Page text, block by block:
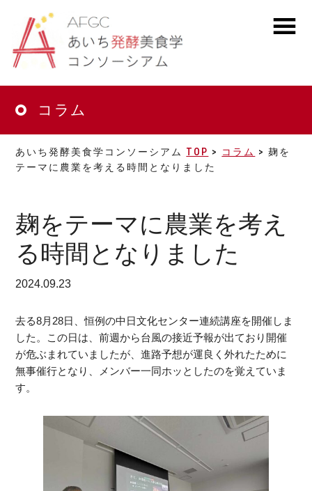
main
content
コラム
あいち発酵美食学コンソーシアム TOP > コラム > 麹を
テーマに農業を考える時間となりました
麹をテーマに農業を考え
る時間となりました
2024.09.23
去る8月28日、恒例の中日文化センター連続講座を開催しま
した。この日は、前週から台風の接近予報が出ており開催
が危ぶまれていましたが、進路予想が運良く外れたために
無事催行となり、メンバー一同ホッとしたのを覚えていま
す。